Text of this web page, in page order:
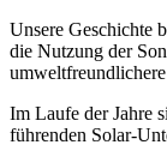
Unsere Geschichte
die Nutzung der
Im Laufe der Jahre
führenden Solar-